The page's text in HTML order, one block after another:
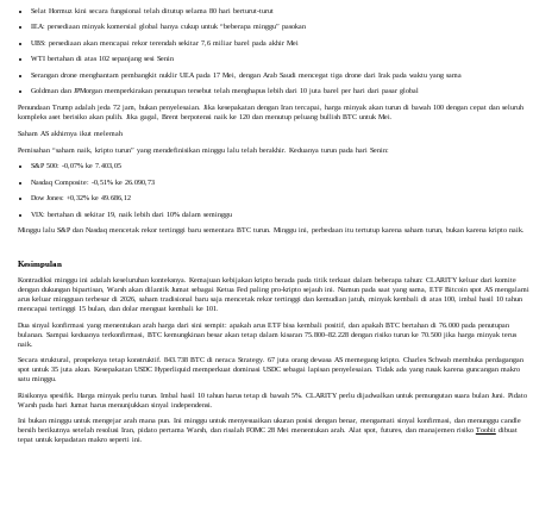
Selat Hormuz kini secara fungsional telah ditutup selama 80 hari berturut-turut
IEA: persediaan minyak komersial global hanya cukup untuk “beberapa minggu” pasokan
UBS: persediaan akan mencapai rekor terendah sekitar 7,6 miliar barel pada akhir Mei
WTI bertahan di atas 102 sepanjang sesi Senin
Serangan drone menghantam pembangkit nuklir UEA pada 17 Mei, dengan Arab Saudi mencegat tiga drone dari Irak pada waktu yang sama
Goldman dan JPMorgan memperkirakan penutupan tersebut telah menghapus lebih dari 10 juta barel per hari dari pasar global
Penundaan Trump adalah jeda 72 jam, bukan penyelesaian. Jika kesepakatan dengan Iran tercapai, harga minyak akan turun di bawah 100 dengan cepat dan seluruh
kompleks aset berisiko akan pulih. Jika gagal, Brent berpotensi naik ke 120 dan menutup peluang bullish BTC untuk Mei.
Saham AS akhirnya ikut melemah
Pemisahan “saham naik, kripto turun” yang mendefinisikan minggu lalu telah berakhir. Keduanya turun pada hari Senin:
S&P 500: -0,07% ke 7.403,05
Nasdaq Composite: -0,51% ke 26.090,73
Dow Jones: +0,32% ke 49.686,12
VIX: bertahan di sekitar 19, naik lebih dari 10% dalam seminggu
Minggu lalu S&P dan Nasdaq mencetak rekor tertinggi baru sementara BTC turun. Minggu ini, perbedaan itu tertutup karena saham turun, bukan karena kripto naik.
Kesimpulan
Kontradiksi minggu ini adalah keseluruhan konteksnya. Kemajuan kebijakan kripto berada pada titik terkuat dalam beberapa tahun: CLARITY keluar dari komite
dengan dukungan bipartisan, Warsh akan dilantik Jumat sebagai Ketua Fed paling pro-kripto sejauh ini. Namun pada saat yang sama, ETF Bitcoin spot AS mengalami
arus keluar mingguan terbesar di 2026, saham tradisional baru saja mencetak rekor tertinggi dan kemudian jatuh, minyak kembali di atas 100, imbal hasil 10 tahun
mencapai tertinggi 15 bulan, dan dolar menguat kembali ke 101.
Dua sinyal konfirmasi yang menentukan arah harga dari sini sempit: apakah arus ETF bisa kembali positif, dan apakah BTC bertahan di 76.000 pada penutupan
bulanan. Sampai keduanya terkonfirmasi, BTC kemungkinan besar akan tetap dalam kisaran 75.800–82.228 dengan risiko turun ke 70.500 jika harga minyak terus
naik.
Secara struktural, prospeknya tetap konstruktif. 843.738 BTC di neraca Strategy. 67 juta orang dewasa AS memegang kripto. Charles Schwab membuka perdagangan
spot untuk 35 juta akun. Kesepakatan USDC Hyperliquid memperkuat dominasi USDC sebagai lapisan penyelesaian. Tidak ada yang rusak karena guncangan makro
satu minggu.
Risikonya spesifik. Harga minyak perlu turun. Imbal hasil 10 tahun harus tetap di bawah 5%. CLARITY perlu dijadwalkan untuk pemungutan suara bulan Juni. Pidato
Warsh pada hari Jumat harus menunjukkan sinyal independensi.
Ini bukan minggu untuk mengejar arah mana pun. Ini minggu untuk menyesuaikan ukuran posisi dengan benar, mengamati sinyal konfirmasi, dan menunggu candle
bersih berikutnya setelah resolusi Iran, pidato pertama Warsh, dan risalah FOMC 28 Mei menentukan arah. Alat spot, futures, dan manajemen risiko Toobitdibuat
tepat untuk kepadatan makro seperti ini.